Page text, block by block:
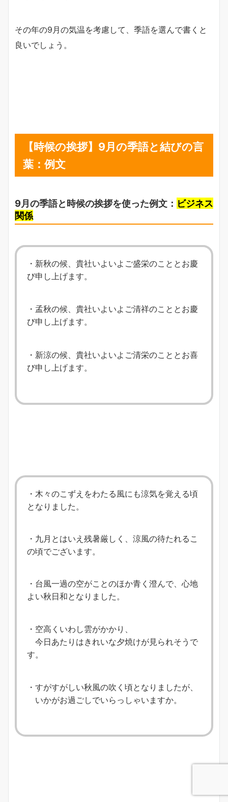
その年の9月の気温を考慮して、季語を選んで書くと
良いでしょう。
【時候の挨拶】9月の季語と結びの言
葉：例文
9月の季語と時候の挨拶を使った例文： ビジネス
関係
・新秋の候、貴社いよいよご盛栄のこととお慶
び申し上げます。
・孟秋の候、貴社いよいよご清祥のこととお慶
び申し上げます。
・新涼の候、貴社いよいよご清栄のこととお喜
び申し上げます。
・木々のこずえをわたる風にも涼気を覚える頃
となりました。
・九月とはいえ残暑厳しく、涼風の待たれるこ
の頃でございます。
・台風一過の空がことのほか青く澄んで、心地
よい秋日和となりました。
・空高くいわし雲がかかり、
今日あたりはきれいな夕焼けが見られそうで
す。
・すがすがしい秋風の吹く頃となりましたが、
いかがお過ごしでいらっしゃいますか。